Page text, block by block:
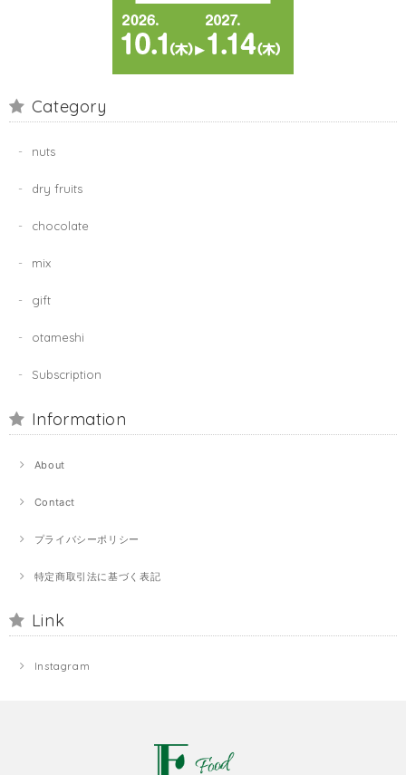
Category
nuts
dry fruits
chocolate
mix
gift
otameshi
Subscription
Information
About
Contact
プライバシーポリシー
特定商取引法に基づく表記
Link
Instagram